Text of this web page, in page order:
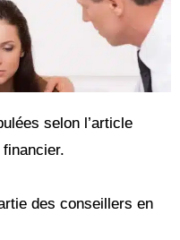
selon l’article
des conseillers en